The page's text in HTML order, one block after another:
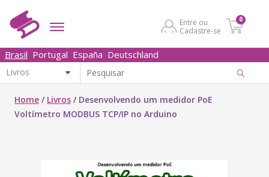
Entre ou
Cadastre-se
0
Brasil Portugal España Deutschland
Home / Livros / Desenvolvendo um medidor PoE
Voltímetro MODBUS TCP/IP no Arduino